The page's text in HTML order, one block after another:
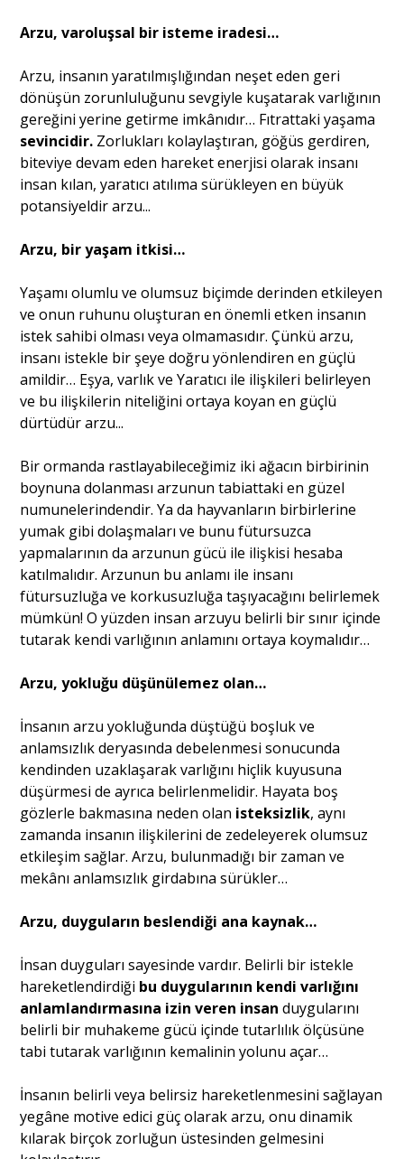
Arzu, varoluşsal bir isteme iradesi…
Arzu, insanın yaratılmışlığından neşet eden geri
dönüşün zorunluluğunu sevgiyle kuşatarak varlığının
gereğini yerine getirme imkânıdır… Fıtrattaki yaşama
sevincidir. Zorlukları kolaylaştıran, göğüs gerdiren,
biteviye devam eden hareket enerjisi olarak insanı
insan kılan, yaratıcı atılıma sürükleyen en büyük
potansiyeldir arzu...
Arzu, bir yaşam itkisi…
Yaşamı olumlu ve olumsuz biçimde derinden etkileyen
ve onun ruhunu oluşturan en önemli etken insanın
istek sahibi olması veya olmamasıdır. Çünkü arzu,
insanı istekle bir şeye doğru yönlendiren en güçlü
amildir… Eşya, varlık ve Yaratıcı ile ilişkileri belirleyen
ve bu ilişkilerin niteliğini ortaya koyan en güçlü
dürtüdür arzu...
Bir ormanda rastlayabileceğimiz iki ağacın birbirinin
boynuna dolanması arzunun tabiattaki en güzel
numunelerindendir. Ya da hayvanların birbirlerine
yumak gibi dolaşmaları ve bunu fütursuzca
yapmalarının da arzunun gücü ile ilişkisi hesaba
katılmalıdır. Arzunun bu anlamı ile insanı
fütursuzluğa ve korkusuzluğa taşıyacağını belirlemek
mümkün! O yüzden insan arzuyu belirli bir sınır içinde
tutarak kendi varlığının anlamını ortaya koymalıdır…
Arzu, yokluğu düşünülemez olan…
İnsanın arzu yokluğunda düştüğü boşluk ve
anlamsızlık deryasında debelenmesi sonucunda
kendinden uzaklaşarak varlığını hiçlik kuyusuna
düşürmesi de ayrıca belirlenmelidir. Hayata boş
gözlerle bakmasına neden olan isteksizlik, aynı
zamanda insanın ilişkilerini de zedeleyerek olumsuz
etkileşim sağlar. Arzu, bulunmadığı bir zaman ve
mekânı anlamsızlık girdabına sürükler…
Arzu, duyguların beslendiği ana kaynak…
İnsan duyguları sayesinde vardır. Belirli bir istekle
hareketlendirdiği bu duygularının kendi varlığını
anlamlandırmasına izin veren insan duygularını
belirli bir muhakeme gücü içinde tutarlılık ölçüsüne
tabi tutarak varlığının kemalinin yolunu açar…
İnsanın belirli veya belirsiz hareketlenmesini sağlayan
yegâne motive edici güç olarak arzu, onu dinamik
kılarak birçok zorluğun üstesinden gelmesini